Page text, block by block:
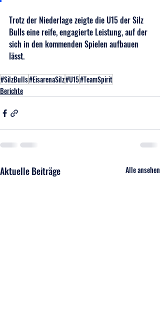
Trotz der Niederlage zeigte die U15 der Silz
Bulls eine reife, engagierte Leistung, auf der
sich in den kommenden Spielen aufbauen
lässt.
#SilzBulls#EisarenaSilz#U15#TeamSpirit
Berichte
Aktuelle Beiträge Alle ansehen